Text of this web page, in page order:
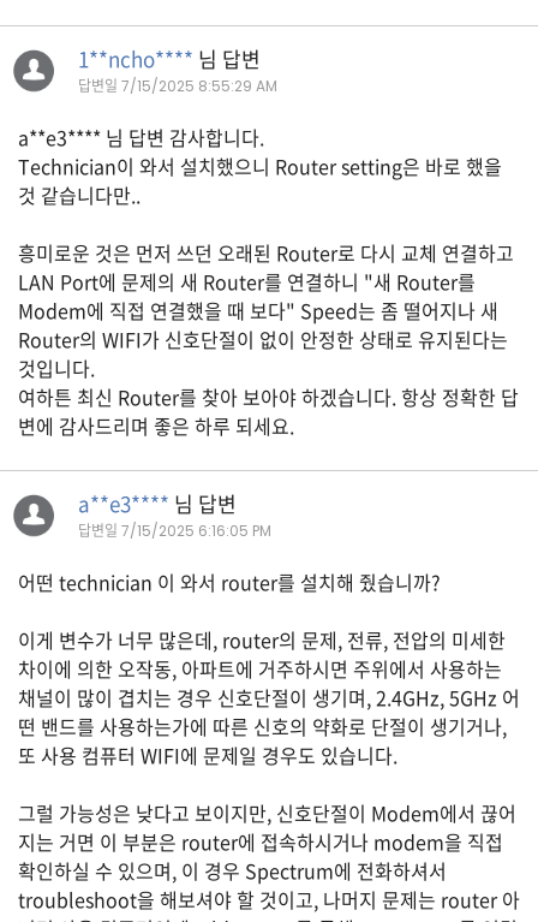
부
혜
택
서
스
전
가
칼
럼
미
국
생
활
질
문
하
공
지
사
항
A
S
1**ncho**** 님 답변
답변일 7/15/2025 8:55:29 AM
a**e3**** 님 답변 감사합니다.
Technician이 와서 설치했으니 Router setting은 바로 했을
것 같습니다만..
흥미로운 것은 먼저 쓰던 오래된 Router로 다시 교체 연결하고
LAN Port에 문제의 새 Router를 연결하니 "새 Router를
Modem에 직접 연결했을 때 보다" Speed는 좀 떨어지나 새
Router의 WIFI가 신호단절이 없이 안정한 상태로 유지된다는
것입니다.
여하튼 최신 Router를 찾아 보아야 하겠습니다. 항상 정확한 답
변에 감사드리며 좋은 하루 되세요.
a**e3**** 님 답변
답변일 7/15/2025 6:16:05 PM
어떤 technician 이 와서 router를 설치해 줬습니까?
이게 변수가 너무 많은데, router의 문제, 전류, 전압의 미세한
차이에 의한 오작동, 아파트에 거주하시면 주위에서 사용하는
채널이 많이 겹치는 경우 신호단절이 생기며, 2.4GHz, 5GHz 어
떤 밴드를 사용하는가에 따른 신호의 약화로 단절이 생기거나,
또 사용 컴퓨터 WIFI에 문제일 경우도 있습니다.
그럴 가능성은 낮다고 보이지만, 신호단절이 Modem에서 끊어
지는 거면 이 부분은 router에 접속하시거나 modem을 직접
확인하실 수 있으며, 이 경우 Spectrum에 전화하셔서
troubleshoot을 해보셔야 할 것이고, 나머지 문제는 router 아